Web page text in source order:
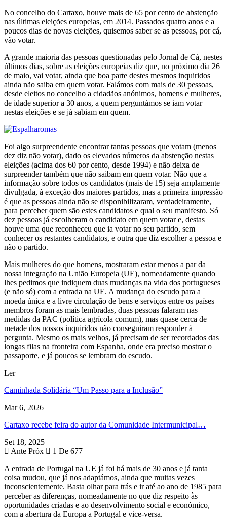
No concelho do Cartaxo, houve mais de 65 por cento de abstenção
nas últimas eleições europeias, em 2014. Passados quatro anos e a
poucos dias de novas eleições, quisemos saber se as pessoas, por cá,
vão votar.
A grande maioria das pessoas questionadas pelo Jornal de Cá, nestes
últimos dias, sobre as eleições europeias diz que, no próximo dia 26
de maio, vai votar, ainda que boa parte destes mesmos inquiridos
ainda não saiba em quem votar. Falámos com mais de 30 pessoas,
desde eleitos no concelho a cidadãos anónimos, homens e mulheres,
de idade superior a 30 anos, a quem perguntámos se iam votar
nestas eleições e se já sabiam em quem.
Foi algo surpreendente encontrar tantas pessoas que votam (menos
dez diz não votar), dado os elevados números da abstenção nestas
eleições (acima dos 60 por cento, desde 1994) e não deixa de
surpreender também que não saibam em quem votar. Não que a
informação sobre todos os candidatos (mais de 15) seja amplamente
divulgada, à exceção dos maiores partidos, mas a primeira impressão
é que as pessoas ainda não se disponibilizaram, verdadeiramente,
para perceber quem são estes candidatos e qual o seu manifesto. Só
dez pessoas já escolheram o candidato em quem votar e, destas
houve uma que reconheceu que ia votar no seu partido, sem
conhecer os restantes candidatos, e outra que diz escolher a pessoa e
não o partido.
Mais mulheres do que homens, mostraram estar menos a par da
nossa integração na União Europeia (UE), nomeadamente quando
lhes pedimos que indiquem duas mudanças na vida dos portugueses
(e não só) com a entrada na UE. A mudança do escudo para a
moeda única e a livre circulação de bens e serviços entre os países
membros foram as mais lembradas, duas pessoas falaram nas
medidas da PAC (política agrícola comum), mas quase cerca de
metade dos nossos inquiridos não conseguiram responder à
pergunta. Mesmo os mais velhos, já precisam de ser recordados das
longas filas na fronteira com Espanha, onde era preciso mostrar o
passaporte, e já poucos se lembram do escudo.
Ler
Caminhada Solidária “Um Passo para a Inclusão”
Mar 6, 2026
Cartaxo recebe feira do autor da Comunidade Intermunicipal…
Set 18, 2025
Ante Próx
1 De 677
A entrada de Portugal na UE já foi há mais de 30 anos e já tanta
coisa mudou, que já nos adaptámos, ainda que muitas vezes
inconscientemente. Basta olhar para trás e ir até ao ano de 1985 para
perceber as diferenças, nomeadamente no que diz respeito às
oportunidades criadas e ao desenvolvimento social e económico,
com a abertura da Europa a Portugal e vice-versa.